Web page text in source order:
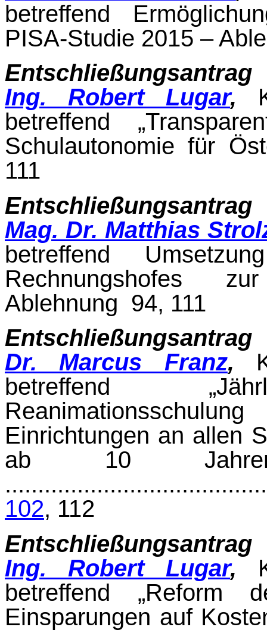
betreffend
PISA-Studie 2015 –
Entschließungsantrag
Ing. Robert Lugar,
betreffend
Schulautonomie für
111
Entschließungsantrag
Mag. Dr. Matthias
betreffend
Rechnungshofes
Ablehnung 94, 111
Entschließungsantrag
Dr. Marcus Franz,
betreffend
Einrichtungen an allen
ab 10
102, 112
Entschließungsantrag
Ing. Robert Lugar,
betreffend „Reform
Einsparungen auf